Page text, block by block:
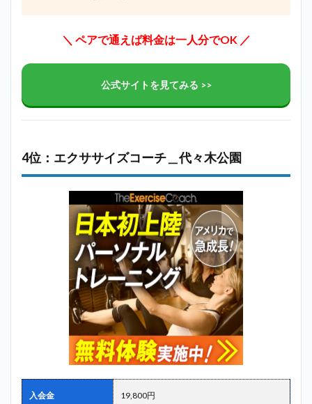
＼ ペアで通えば料金は一人分でOK／
公式サイトを見てみる >>
4位：エクササイズコーチ＿代々木公園
入会金 19,800円